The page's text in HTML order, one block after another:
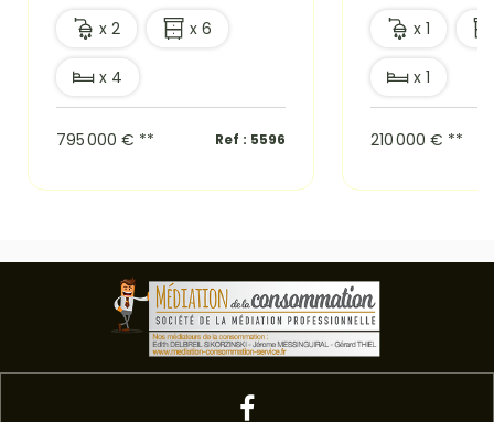
x 2 x 6
x 4
795 000 € ** Ref : 5596
x 1
x 1
210 000 € **